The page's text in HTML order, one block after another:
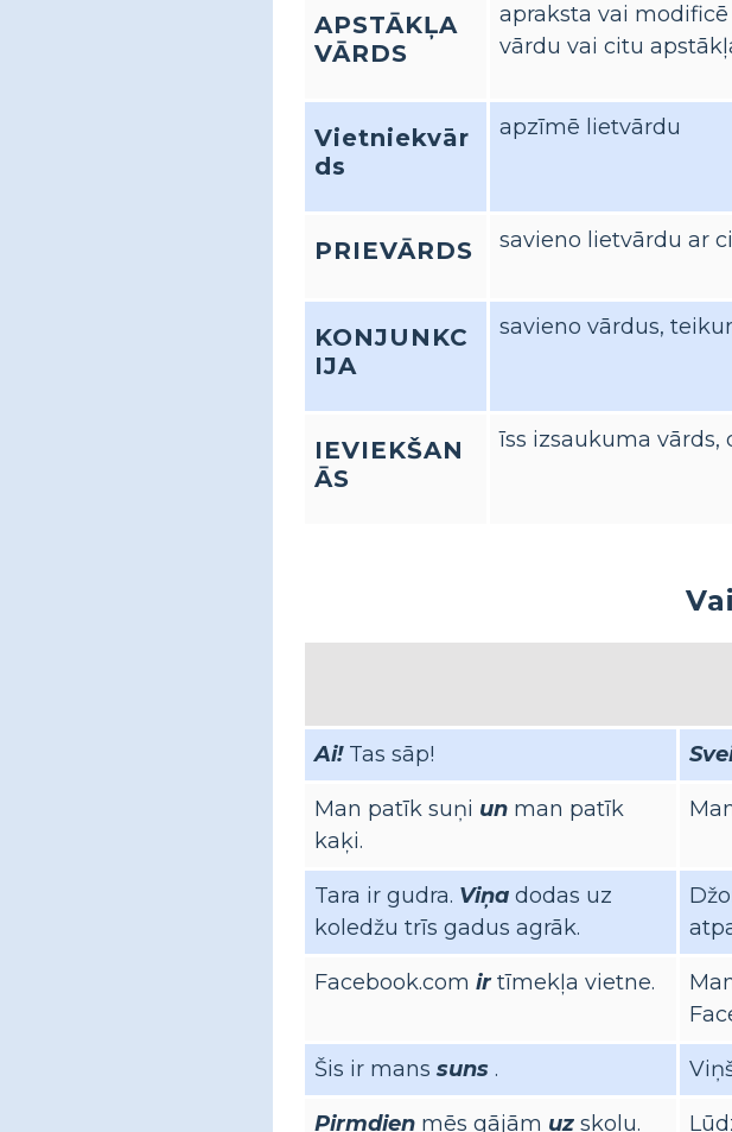
APSTĀKĻA
VĀRDS
apraksta vai
vārdu vai citu
Vietniekvār
ds
apzīmē lietvārdu
PRIEVĀRDS savieno lietvārdu ar
KONJUNKC
IJA
savieno vārdus,
IEVIEKŠAN
ĀS
īss izsaukuma
Ai!Tas sāp!
Man patīk suņi un man patīk
kaķi.
Tara ir gudra. Viņa dodas uz
koledžu trīs gadus agrāk.
Facebook.com irtīmekļa vietne.
Šis ir mans suns .
Pirmdien mēs gājām uz skolu.